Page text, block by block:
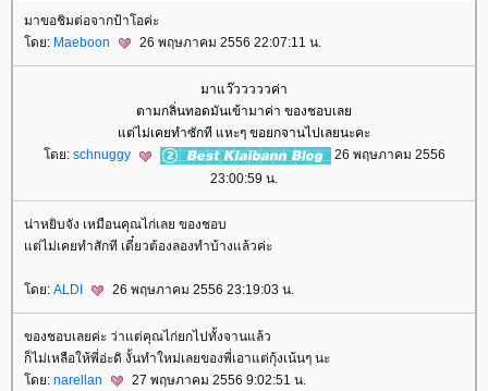
มาขอชิมต่อจากป้าโอค่ะ
ดย: Maeboon 26 พฤษภาคม 2556 22:07:11 น.
มาแว๊วววววค่า
ตามกลิ่นทอดมันเข้ามาค่า ของชอบเล
ต่ไม่เคยทำซักที แหะๆ ขอยกจานไปเลยนะคะ
ดย: schnuggy
26 พฤษภาคม 2556
23:00:59 น.
น่าหยิบจัง เหมือนคุณไก่เลย ของชอบ
ต่ไม่เคยทำสักที เดี๋ยวต้องลองทำบ้างแล้วค่ะ
ดย: ALDI 26 พฤษภาคม 2556 23:19:03 น.
ของชอบเลยค่ะ ว่าแต่คุณไก่ยกไปทั้งจานแล้ว
ก็ไม่เหลือให้พี่อ่ะดิ งั้นทำใหม่เลยของพี่เอาแต่กุ้งเน้นๆ นะ
ดย: narellan 27 พฤษภาคม 2556 9:02:51 น.